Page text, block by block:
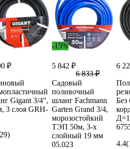
₽
Gigant 3/4",
3 слоя GRH-
-15%
5 842 ₽
6 833 ₽
Садовый
поливочный
шланг Fachmann
Garten Grand 3/4,
морозостойкий
ТЭП 50м, 3-х
слойный 19 мм
05.023
6
Без
4.4